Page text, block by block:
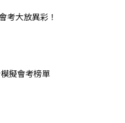
考大放異彩！
擬會考榜單